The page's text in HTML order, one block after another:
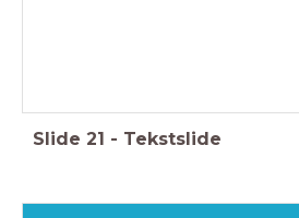
Slide 21 - Tekstslide